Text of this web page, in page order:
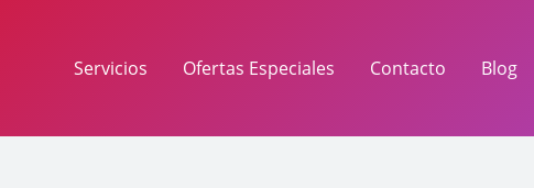
Servicios Ofertas Especiales Contacto Blog